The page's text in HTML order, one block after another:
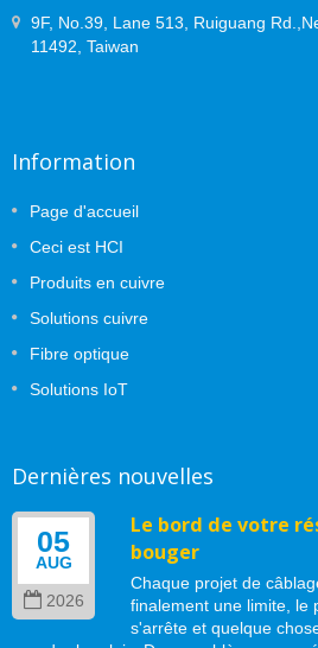
9F, No.39, Lane 513, Ruiguang
11492, Taiwan
Information
Page d'accueil
Ceci est HCI
Produits en cuivre
Solutions cuivre
Fibre optique
Solutions IoT
Dernières nouvelles
05
AUG
2026
Le bord de votre
bouger
Chaque projet de
finalement une limite, le
s'arrête et quelque